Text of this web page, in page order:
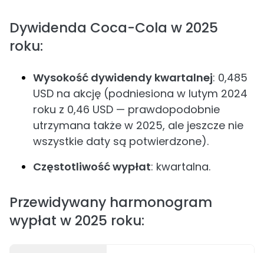
Dywidenda Coca-Cola w 2025
roku:
Wysokość dywidendy kwartalnej: 0,485
USD na akcję (podniesiona w lutym 2024
roku z 0,46 USD — prawdopodobnie
utrzymana także w 2025, ale jeszcze nie
wszystkie daty są potwierdzone).
Częstotliwość wypłat: kwartalna.
Przewidywany harmonogram
wypłat w 2025 roku: